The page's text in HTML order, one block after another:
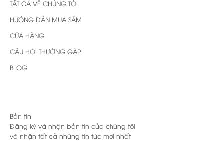
TẤT CẢ VỀ CHÚNG TÔI
HƯỚNG DẪN MUA SẮM
CỬA HÀNG
CÂU HỎI THƯỜNG GẶP
BLOG
Bản tin
Đăng ký và nhận bản tin của chúng tôi
và nhận tất cả những tin tức mới nhất